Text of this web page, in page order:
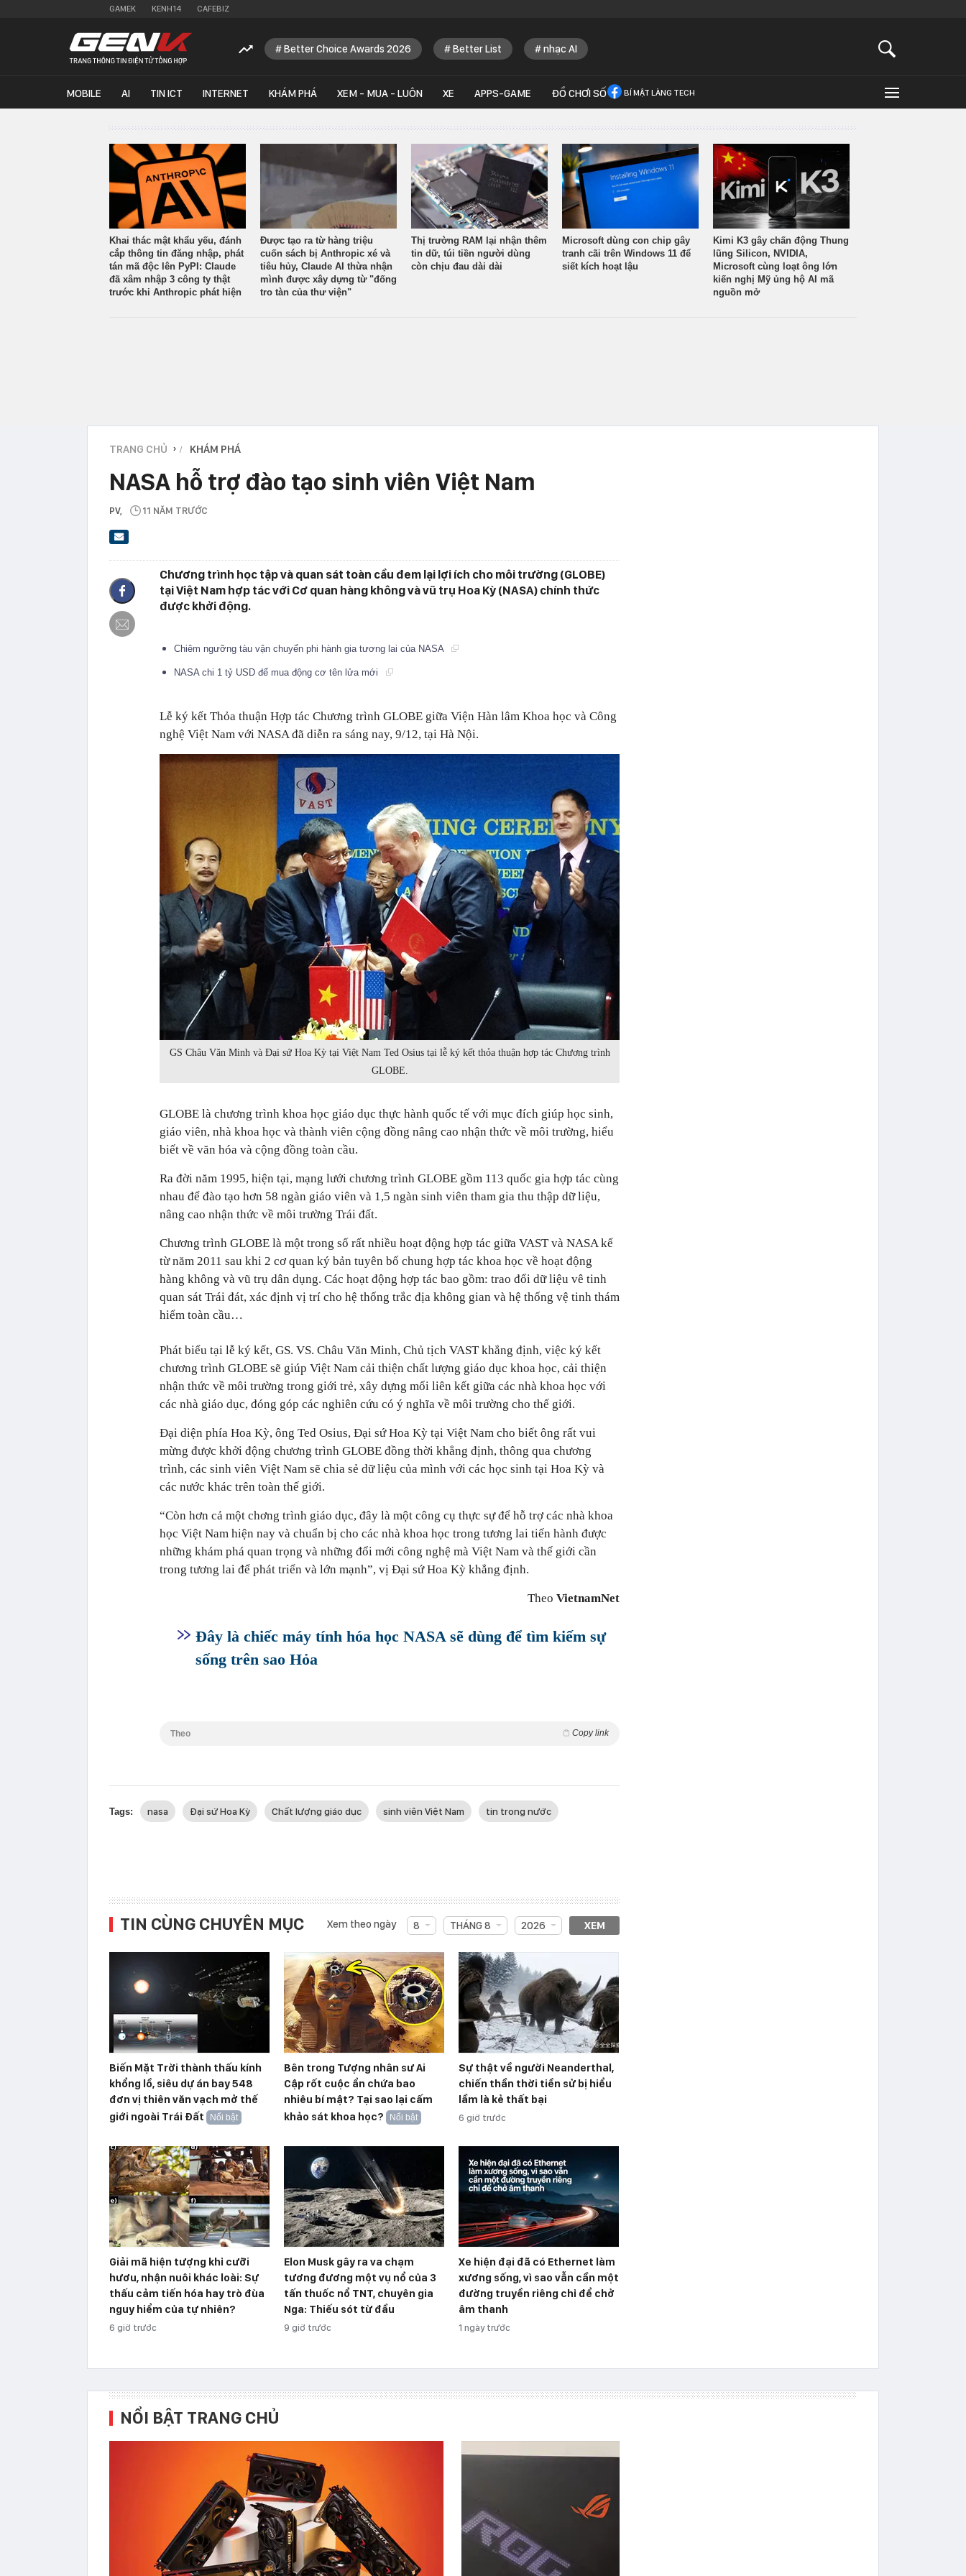
GAMEK KENH14 CAFEBIZ
Better Choice Awards 2026 Better List nhạc AI
MOBILE AI TIN ICT INTERNET KHÁM PHÁ XEM - MUA - LUÔN XE APPS-GAME ĐỒ CHƠI SỐ BÍ MẬT LÀNG TECH
Khai thác mật khẩu yếu, đánh
cắp thông tin đăng nhập, phát
tán mã độc lên PyPI: Claude
đã xâm nhập 3 công ty thật
trước khi Anthropic phát hiện
Được tạo ra từ hàng triệu
cuốn sách bị Anthropic xé và
tiêu hủy, Claude AI thừa nhận
mình được xây dựng từ "đống
tro tàn của thư viện"
Thị trường RAM lại nhận thêm
tin dữ, túi tiền người dùng
còn chịu đau dài dài
Microsoft dùng con chip gây
tranh cãi trên Windows 11 để
siết kích hoạt lậu
Kimi K3 gây chấn động Thung
lũng Silicon, NVIDIA,
Microsoft cùng loạt ông lớn
kiến nghị Mỹ ủng hộ AI mã
nguồn mở
TRANG CHỦ › KHÁM PHÁ
NASA hỗ trợ đào tạo sinh viên Việt Nam
PV, 11 NĂM TRƯỚC
Chương trình học tập và quan sát toàn cầu đem lại lợi ích cho môi trường (GLOBE)
tại Việt Nam hợp tác với Cơ quan hàng không và vũ trụ Hoa Kỳ (NASA) chính thức
được khởi động.
Chiêm ngưỡng tàu vận chuyển phi hành gia tương lai của NASA
NASA chi 1 tỷ USD để mua động cơ tên lửa mới
Lễ ký kết Thỏa thuận Hợp tác Chương trình GLOBE giữa Viện Hàn lâm Khoa học và Công
nghệ Việt Nam với NASA đã diễn ra sáng nay, 9/12, tại Hà Nội.
GS Châu Văn Minh và Đại sứ Hoa Kỳ tại Việt Nam Ted Osius tại lễ ký kết thỏa thuận hợp tác Chương trình
GLOBE.
GLOBE là chương trình khoa học giáo dục thực hành quốc tế với mục đích giúp học sinh,
giáo viên, nhà khoa học và thành viên cộng đồng nâng cao nhận thức về môi trường, hiểu
biết về văn hóa và cộng đồng toàn cầu.
Ra đời năm 1995, hiện tại, mạng lưới chương trình GLOBE gồm 113 quốc gia hợp tác cùng
nhau để đào tạo hơn 58 ngàn giáo viên và 1,5 ngàn sinh viên tham gia thu thập dữ liệu,
nâng cao nhận thức về môi trường Trái đất.
Chương trình GLOBE là một trong số rất nhiều hoạt động hợp tác giữa VAST và NASA kể
từ năm 2011 sau khi 2 cơ quan ký bản tuyên bố chung hợp tác khoa học về hoạt động
hàng không và vũ trụ dân dụng. Các hoạt động hợp tác bao gồm: trao đổi dữ liệu vê tinh
quan sát Trái đát, xác định vị trí cho hệ thống trắc địa không gian và hệ thống vệ tinh thám
hiểm toàn cầu…
Phát biểu tại lễ ký kết, GS. VS. Châu Văn Minh, Chủ tịch VAST khẳng định, việc ký kết
chương trình GLOBE sẽ giúp Việt Nam cải thiện chất lượng giáo dục khoa học, cải thiện
nhận thức về môi trường trong giới trẻ, xây dựng mối liên kết giữa các nhà khoa học với
các nhà giáo dục, đóng góp các nghiên cứu có ý nghĩa về môi trường cho thế giới.
Đại diện phía Hoa Kỳ, ông Ted Osius, Đại sứ Hoa Kỳ tại Việt Nam cho biết ông rất vui
mừng được khởi động chương trình GLOBE đồng thời khẳng định, thông qua chương
trình, các sinh viên Việt Nam sẽ chia sẻ dữ liệu của mình với các học sinh tại Hoa Kỳ và
các nước khác trên toàn thế giới.
“Còn hơn cả một chơng trình giáo dục, đây là một công cụ thực sự để hỗ trợ các nhà khoa
học Việt Nam hiện nay và chuẩn bị cho các nhà khoa học trong tương lai tiến hành được
những khám phá quan trọng và những đổi mới công nghệ mà Việt Nam và thế giới cần
trong tương lai để phát triển và lớn mạnh”, vị Đại sứ Hoa Kỳ khẳng định.
Theo VietnamNet
Đây là chiếc máy tính hóa học NASA sẽ dùng để tìm kiếm sự
sống trên sao Hỏa
Theo Copy link
Tags: nasa Đại sứ Hoa Kỳ Chất lượng giáo dục sinh viên Việt Nam tin trong nước
TIN CÙNG CHUYÊN MỤC Xem theo ngày 8 THÁNG 8 2026 XEM
Biến Mặt Trời thành thấu kính
khổng lồ, siêu dự án bay 548
đơn vị thiên văn vạch mở thế
giới ngoài Trái Đất
Nổi bật
Bên trong Tượng nhân sư Ai
Cập rốt cuộc ẩn chứa bao
nhiêu bí mật? Tại sao lại cấm
khảo sát khoa học?
Nổi bật
Sự thật về người Neanderthal,
chiến thần thời tiền sử bị hiểu
lầm là kẻ thất bại
6 giờ trước
Giải mã hiện tượng khỉ cưỡi
hươu, nhận nuôi khác loài: Sự
thấu cảm tiến hóa hay trò đùa
nguy hiểm của tự nhiên?
6 giờ trước
Elon Musk gây ra va chạm
tương đương một vụ nổ của 3
tấn thuốc nổ TNT, chuyên gia
Nga: Thiếu sót từ đầu
9 giờ trước
Xe hiện đại đã có Ethernet làm
xương sống, vì sao vẫn cần một
đường truyền riêng chỉ để chở
âm thanh
1 ngày trước
NỔI BẬT TRANG CHỦ